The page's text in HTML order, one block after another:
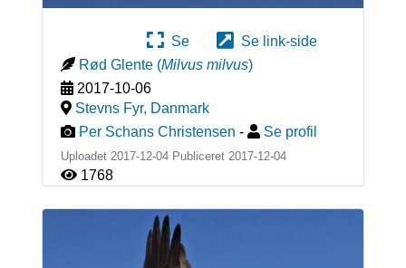
Se
Se link-side
Rød Glente (Milvus milvus)
2017-10-06
Stevns Fyr, Danmark
Per Schans Christensen - Se profil
Uploadet 2017-12-04 Publiceret 2017-12-04
1768